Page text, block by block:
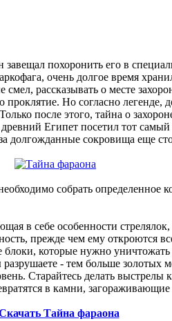
похоронить его в
очень долгое время
рассказывать о месте
Но согласно легенде,
после этого, тайна о
Египет посетил тот самый
долгожданные сокровища еще
собрать определенное
в себе особенности
прежде чем ему откроются
блоки, которые нужно
- тем больше золотых
Старайтесь делать выстрелы
в камни, загораживающие
Тайна фараона